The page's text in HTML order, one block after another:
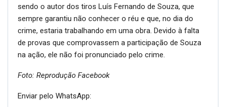
sendo o autor dos tiros Luís Fernando de Souza, que
sempre garantiu não conhecer o réu e que, no dia do
crime, estaria trabalhando em uma obra. Devido à falta
de provas que comprovassem a participação de Souza
na ação, ele não foi pronunciado pelo crime.
Foto: Reprodução Facebook
Enviar pelo WhatsApp: